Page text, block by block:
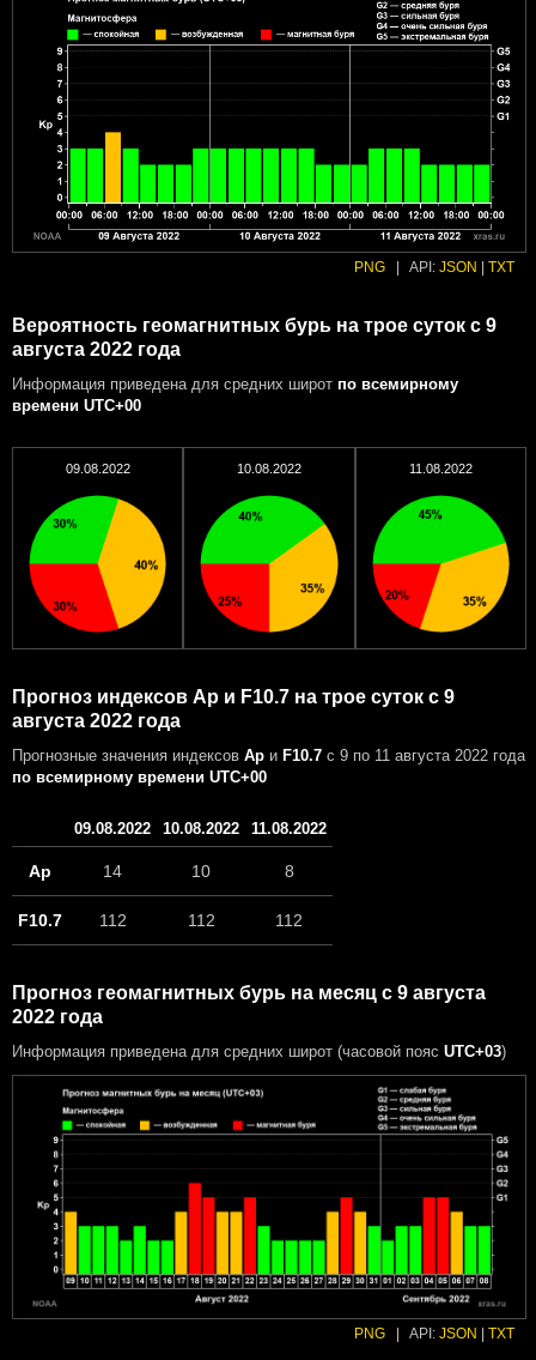
PNG API: JSON TXT
Вероятность геомагнитных бурь на трое суток с 9
августа 2022 года
Информация приведена для средних широт по всемирному
времени UTC+00
09.08.2022 10.08.2022 11.08.2022
Прогноз индексов Ap и F10.7 на трое суток с 9
августа 2022 года
Прогнозные значения индексов Ap и F10.7 с 9 по 11 августа 2022 года
по всемирному времени UTC+00
09.08.2022 10.08.2022 11.08.2022
Ap 14 10 8
F10.7 112 112 112
Прогноз геомагнитных бурь на месяц с 9 августа
2022 года
Информация приведена для средних широт (часовой пояс UTC+03)
PNG API: JSON TXT